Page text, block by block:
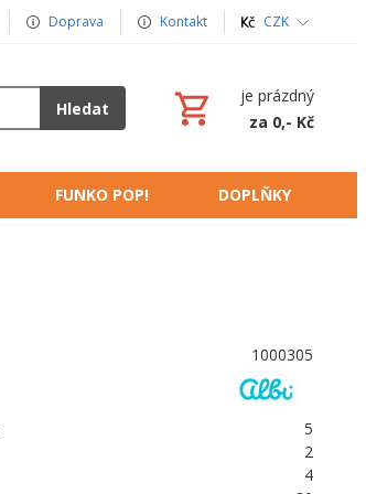
Doprava Kontakt CZK
Hledat
je prázdný
za 0,- Kč
FUNKO POP! DOPLŇKY
1000305
5
2
4